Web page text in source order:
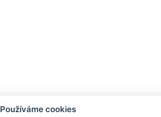
Používáme cookies